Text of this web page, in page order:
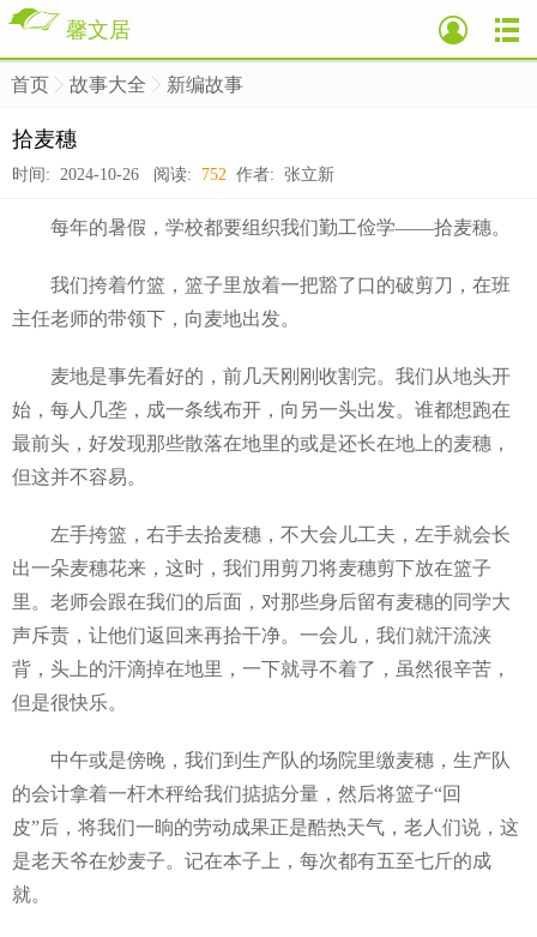
馨文居
首页 故事大全 新编故事
拾麦穗
时间: 2024-10-26 阅读: 752 作者: 张立新
每年的暑假，学校都要组织我们勤工俭学——拾麦穗。
我们挎着竹篮，篮子里放着一把豁了口的破剪刀，在班
主任老师的带领下，向麦地出发。
麦地是事先看好的，前几天刚刚收割完。我们从地头开
始，每人几垄，成一条线布开，向另一头出发。谁都想跑在
最前头，好发现那些散落在地里的或是还长在地上的麦穗，
但这并不容易。
左手挎篮，右手去拾麦穗，不大会儿工夫，左手就会长
出一朵麦穗花来，这时，我们用剪刀将麦穗剪下放在篮子
里。老师会跟在我们的后面，对那些身后留有麦穗的同学大
声斥责，让他们返回来再拾干净。一会儿，我们就汗流浃
背，头上的汗滴掉在地里，一下就寻不着了，虽然很辛苦，
但是很快乐。
中午或是傍晚，我们到生产队的场院里缴麦穗，生产队
的会计拿着一杆木秤给我们掂掂分量，然后将篮子“回
皮”后，将我们一晌的劳动成果正是酷热天气，老人们说，这
是老天爷在炒麦子。记在本子上，每次都有五至七斤的成
就。